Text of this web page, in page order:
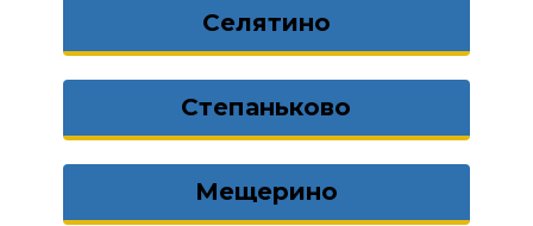
Селятино
Степаньково
Мещерино